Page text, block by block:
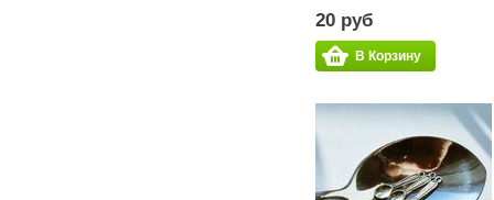
20 руб
В Корзину